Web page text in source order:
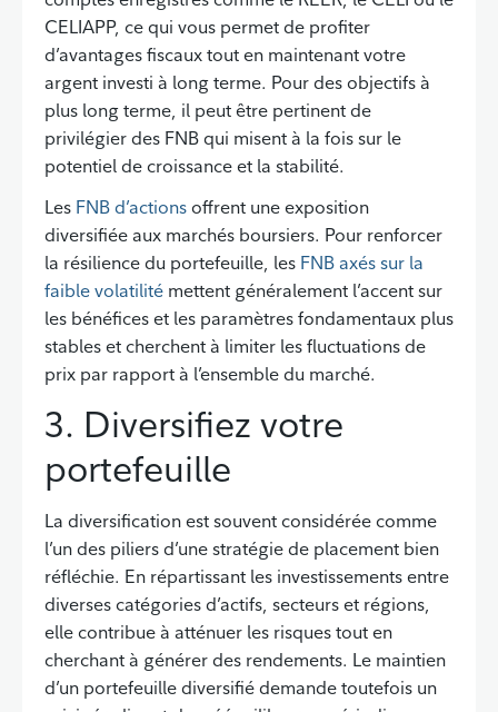
CELIAPP, ce qui vous permet de profiter
d’avantages fiscaux tout en maintenant votre
argent investi à long terme. Pour des objectifs à
plus long terme, il peut être pertinent de
privilégier des FNB qui misent à la fois sur le
potentiel de croissance et la stabilité.
Les FNB d’actions offrent une exposition
diversifiée aux marchés boursiers. Pour renforcer
la résilience du portefeuille, les FNB axés sur la
faible volatilité mettent généralement l’accent sur
les bénéfices et les paramètres fondamentaux plus
stables et cherchent à limiter les fluctuations de
prix par rapport à l’ensemble du marché.
3. Diversifiez votre
portefeuille
La diversification est souvent considérée comme
l’un des piliers d’une stratégie de placement bien
réfléchie. En répartissant les investissements entre
diverses catégories d’actifs, secteurs et régions,
elle contribue à atténuer les risques tout en
cherchant à générer des rendements. Le maintien
d’un portefeuille diversifié demande toutefois un